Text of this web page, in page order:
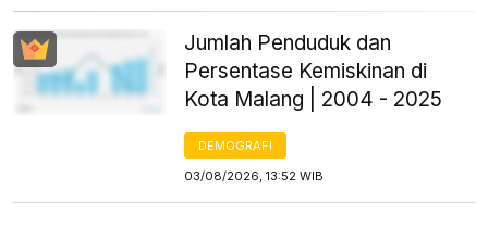
Jumlah Penduduk dan
Persentase Kemiskinan di
Kota Malang | 2004 - 2025
DEMOGRAFI
03/08/2026, 13:52 WIB